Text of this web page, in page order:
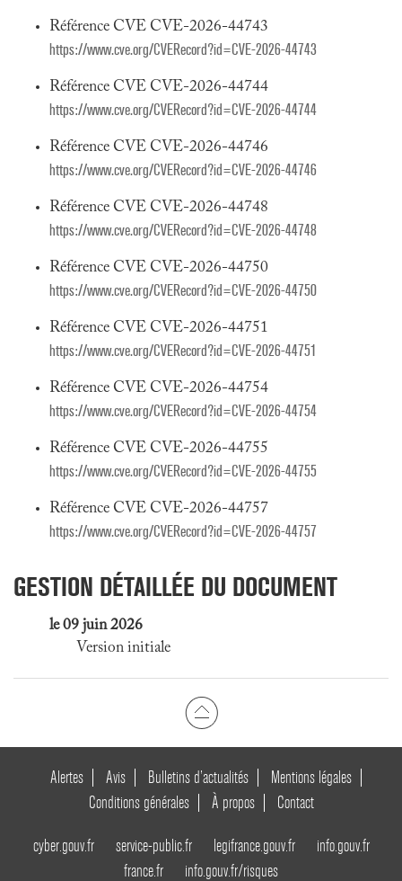
Référence CVE CVE-2026-44743
https://www.cve.org/CVERecord?id=CVE-2026-44743
Référence CVE CVE-2026-44744
https://www.cve.org/CVERecord?id=CVE-2026-44744
Référence CVE CVE-2026-44746
https://www.cve.org/CVERecord?id=CVE-2026-44746
Référence CVE CVE-2026-44748
https://www.cve.org/CVERecord?id=CVE-2026-44748
Référence CVE CVE-2026-44750
https://www.cve.org/CVERecord?id=CVE-2026-44750
Référence CVE CVE-2026-44751
https://www.cve.org/CVERecord?id=CVE-2026-44751
Référence CVE CVE-2026-44754
https://www.cve.org/CVERecord?id=CVE-2026-44754
Référence CVE CVE-2026-44755
https://www.cve.org/CVERecord?id=CVE-2026-44755
Référence CVE CVE-2026-44757
https://www.cve.org/CVERecord?id=CVE-2026-44757
GESTION DÉTAILLÉE DU DOCUMENT
le 09 juin 2026
Version initiale
Alertes Avis Bulletins d’actualités
Mentions légales
Conditions générales
À propos Contact
cyber.gouv.fr service-public.fr legifrance.gouv.fr
info.gouv.fr
france.fr
info.gouv.fr/risques